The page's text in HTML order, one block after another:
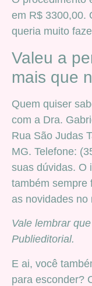
em R$ 3300,00.
queria muito
Valeu a
mais que
Quem quiser
com a Dra.
Rua São Judas
MG. Telefone:
suas dúvidas. O
também sempre
as novidades no
Vale lembrar
Publieditorial.
E ai, você
para esconder?